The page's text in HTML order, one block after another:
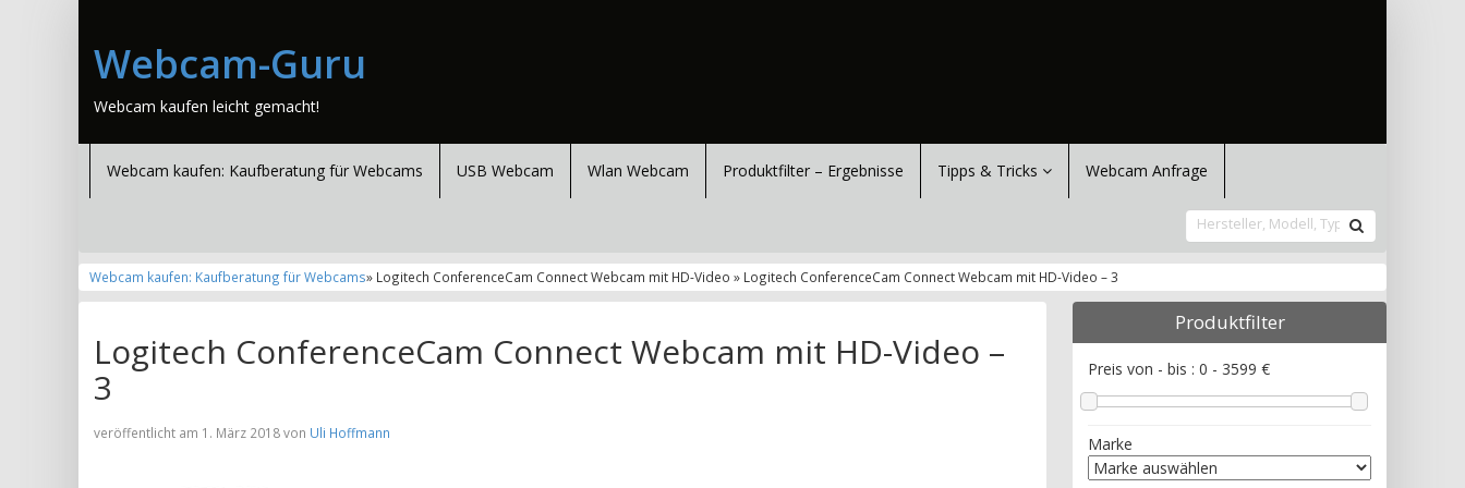
Webcam-Guru
Webcam kaufen leicht gemacht!
Webcam kaufen: Kaufberatung für Webcams USB Webcam Wlan Webcam Produktfilter – Ergebnisse Tipps & Tricks Webcam Anfrage
Webcam kaufen: Kaufberatung für Webcams» Logitech ConferenceCam Connect Webcam mit HD-Video » Logitech ConferenceCam Connect Webcam mit HD-Video – 3
Logitech ConferenceCam Connect Webcam mit HD-Video –
3
veröffentlicht am 1. März 2018 von Uli Hoffmann
Produktfilter
Preis von - bis : 0 - 3599 €
Marke